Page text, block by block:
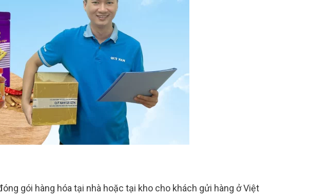
gói hàng hóa tại nhà hoặc tại kho cho khách gửi hàng ở Việt